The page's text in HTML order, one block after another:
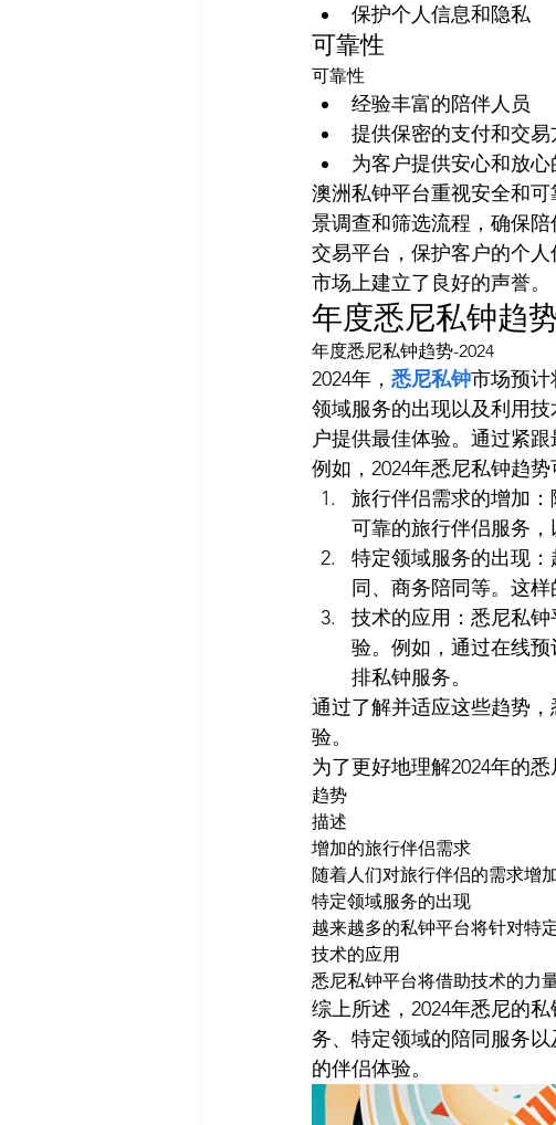
保护个人信息和隐私
可靠性
可靠性
经验丰富的陪伴人员
提供保密的支付和交易
为客户提供安心和放
澳洲私钟平台重视安全和
景调查和筛选流程，确保
交易平台，保护客户的个
市场上建立了良好的声誉。
年度悉尼私钟趋
年度悉尼私钟趋势-2024
2024年， 悉尼私钟市场预计
领域服务的出现以及利用
户提供最佳体验。通过紧
例如，2024年悉尼私钟趋势
旅行伴侣需求的增加
可靠的旅行伴侣服务，
特定领域服务的出现
同、商务陪同等。这
技术的应用：悉尼私
验。例如，通过在线
排私钟服务。
通过了解并适应这些趋势
验。
为了更好地理解2024年的
趋势
描述
增加的旅行伴侣需求
随着人们对旅行伴侣的需求增
特定领域服务的出现
越来越多的私钟平台将针对特
技术的应用
悉尼私钟平台将借助技术的力
综上所述，2024年悉尼的
务、特定领域的陪同服务
的伴侣体验。